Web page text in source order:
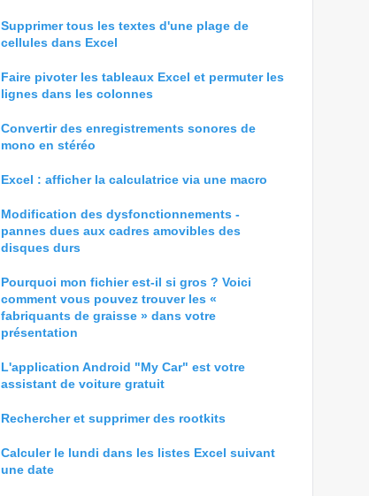
Supprimer tous les textes d'une plage de
cellules dans Excel
Faire pivoter les tableaux Excel et permuter les
lignes dans les colonnes
Convertir des enregistrements sonores de
mono en stéréo
Excel : afficher la calculatrice via une macro
Modification des dysfonctionnements -
pannes dues aux cadres amovibles des
disques durs
Pourquoi mon fichier est-il si gros ? Voici
comment vous pouvez trouver les «
fabriquants de graisse » dans votre
présentation
L'application Android "My Car" est votre
assistant de voiture gratuit
Rechercher et supprimer des rootkits
Calculer le lundi dans les listes Excel suivant
une date